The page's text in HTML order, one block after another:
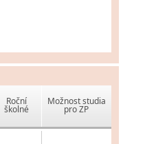
Roční
školné
Možnost studia
pro ZP